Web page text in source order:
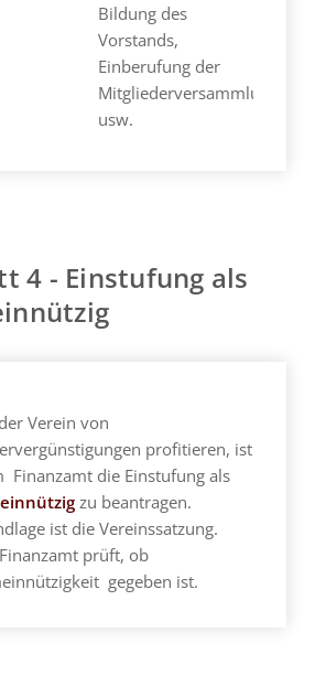
Bildung des
Vorstands,
Einberufung der
Mitgliederversammlung
usw.
4 - Einstufung als
Verein von
profitieren, ist
Finanzamt die Einstufung als
zu beantragen.
ist die Vereinssatzung.
prüft, ob
gegeben ist.